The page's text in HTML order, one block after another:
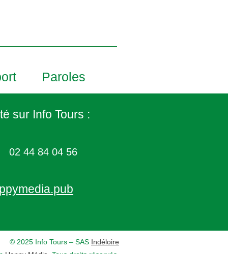
Paroles
sur Info Tours :
02 44 84 04 56
© 2025 Info Tours – SAS Indéloire